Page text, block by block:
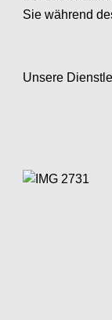
Sie während
Unsere